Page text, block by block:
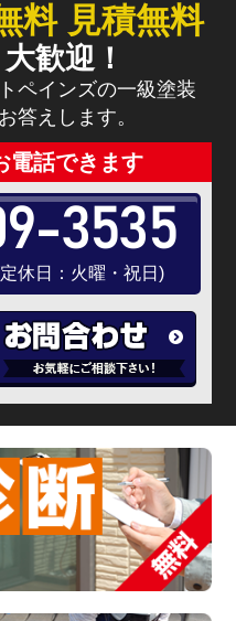
料 見積無料
歓迎！
ペインズの一級塗装
答えします。
電話できます
3535
休日：火曜・祝日)